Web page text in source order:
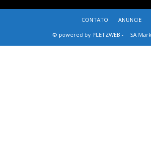
CONTATO
ANUNCIE
© powered by PLETZWEB -
SA